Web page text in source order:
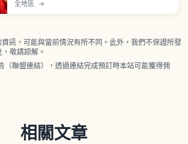
流雛淨化習俗，江戶時代雛人形由放流物轉為擺飾。
全地區 →
訊，可能與當前情況有所不同。此外，我們不保證所發
敬請諒解。
（聯盟連結），透過連結完成預訂時本站可能獲得佣
相關文章